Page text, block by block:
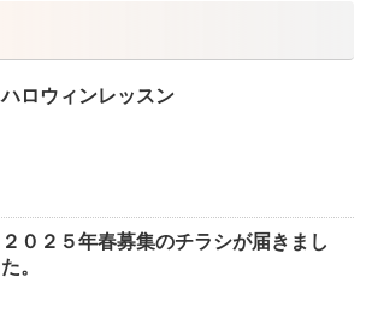
ハロウィンレッスン
２０２５年春募集のチラシが届きまし
た。